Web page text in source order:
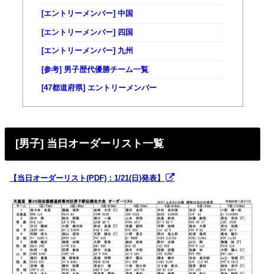
[エントリーメンバー] 中国
[エントリーメンバー] 四国
[エントリーメンバー] 九州
[参考] 男子歴代優勝チーム一覧
[47都道府県] エントリーメンバー
[男子] 当日オーダーリスト一覧
【当日オーダーリスト(PDF)：1/21(日)発表】